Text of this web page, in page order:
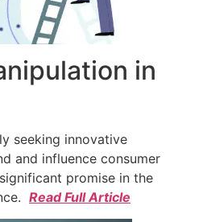
in
seeking innovative
and influence consumer
promise in the
Read Full Article